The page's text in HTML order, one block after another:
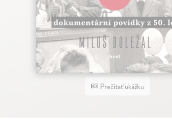
Prečítať ukážku